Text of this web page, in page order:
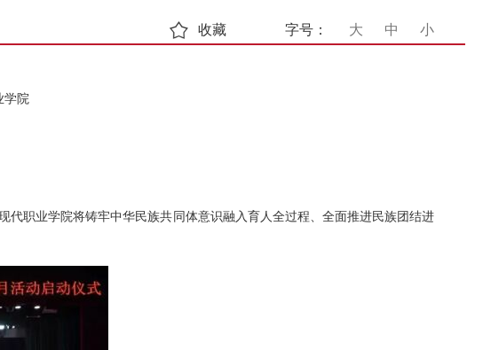
字号： 大 中 小
收藏
学院
职业学院将铸牢中华民族共同体意识融入育人全过程、全面推进民族团结进